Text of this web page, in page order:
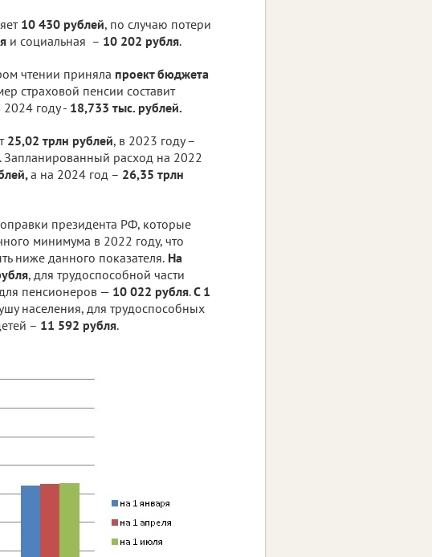
10 430 рублей, по случаю потери
и социальная – 10 202 рубля.
чтении приняла проект бюджета
страховой пенсии составит
2024 году - 18,733 тыс. рублей.
25,02 трлн рублей, в 2023 году –
. Запланированный расход на 2022
а на 2024 год – 26,35 трлн
президента РФ, которые
минимума в 2022 году, что
ниже данного показателя. На
, для трудоспособной части
пенсионеров — 10 022 рубля.С 1
населения, для трудоспособных
– 11 592 рубля.